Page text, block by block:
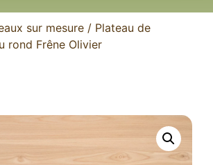
table
formes
sur mesure / Plateau de
rond Frêne Olivier